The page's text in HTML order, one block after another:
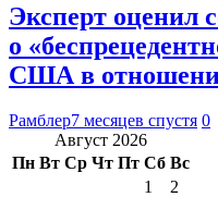
Эксперт оценил
о
США в
Рамблер7 месяцев спустя 0
Август 2026
Пн Вт Ср Чт Пт Сб Вс
1
2